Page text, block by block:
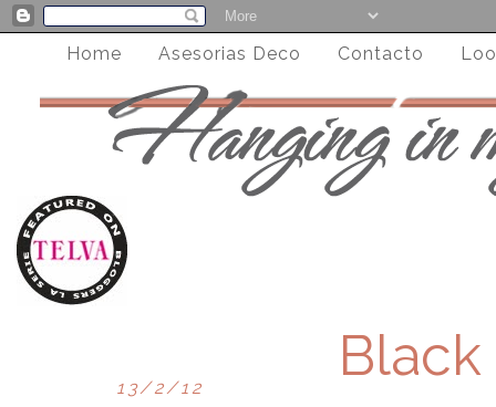
Home Asesorias Deco Contacto
13/2/12